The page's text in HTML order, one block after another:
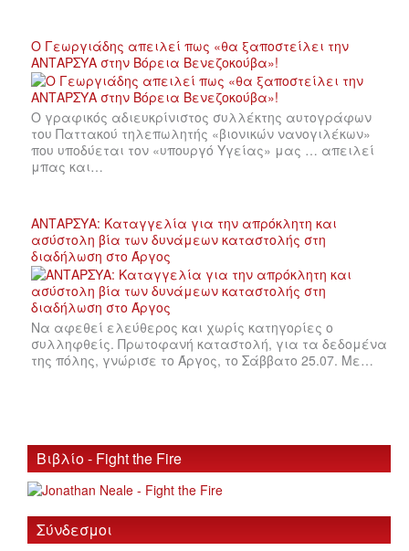
Ο Γεωργιάδης απειλεί πως «θα ξαποστείλει την
ΑΝΤΑΡΣΥΑ στην Βόρεια Βενεζοκούβα»!
Ο γραφικός αδιευκρίνιστος συλλέκτης αυτογράφων
του Παττακού τηλεπωλητής «βιονικών νανογιλέκων»
που υποδύεται τον «υπουργό Υγείας» μας … απειλεί
μπας και…
ΑΝΤΑΡΣΥΑ: Καταγγελία για την απρόκλητη και
ασύστολη βία των δυνάμεων καταστολής στη
διαδήλωση στο Άργος
Να αφεθεί ελεύθερος και χωρίς κατηγορίες ο
συλληφθείς. Πρωτοφανή καταστολή, για τα δεδομένα
της πόλης, γνώρισε το Άργος, το Σάββατο 25.07. Με…
Βιβλίο - Fight the Fire
Σύνδεσμοι